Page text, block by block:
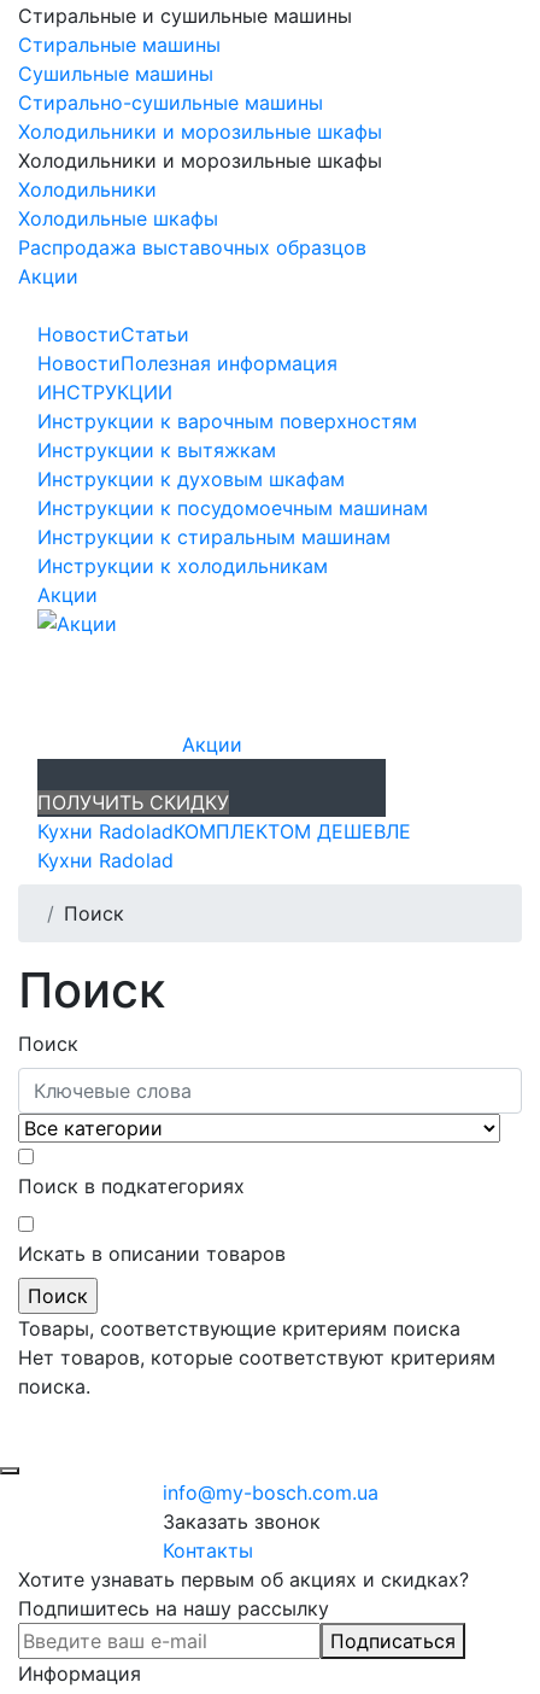
Стиральные и сушильные машины
Стиральные машины
Сушильные машины
Стирально-сушильные машины
Холодильники и морозильные шкафы
Холодильники и морозильные шкафы
Холодильники
Холодильные шкафы
Распродажа выставочных образцов
Акции
Новости
Новости
Статьи
Полезная информация
ИНСТРУКЦИИ
Инструкции к варочным поверхностям
Инструкции к вытяжкам
Инструкции к духовым шкафам
Инструкции к посудомоечным машинам
Инструкции к стиральным машинам
Инструкции к холодильникам
Акции
Акции
ПОЛУЧИТЬ СКИДКУ
Кухни Radolad
Кухни Radolad
КОМПЛЕКТОМ ДЕШЕВЛЕ
Поиск
Поиск
Поиск
Поиск в подкатегориях
Искать в описании товаров
Товары, соответствующие критериям поиска
Нет товаров, которые соответствуют критериям
поиска.
info@my-bosch.com.ua
Заказать звонок
Контакты
Хотите узнавать первым об акциях и скидках?
Подпишитесь на нашу рассылку
Подписаться
Информация